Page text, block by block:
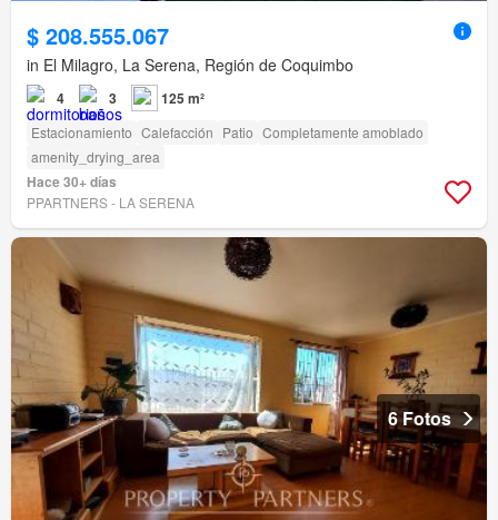
$ 208.555.067
in El Milagro, La Serena, Región de Coquimbo
4 3 125 m²
Estacionamiento Calefacción Patio Completamente amoblado
amenity_drying_area
Hace 30+ días
PPARTNERS - LA SERENA
6 Fotos